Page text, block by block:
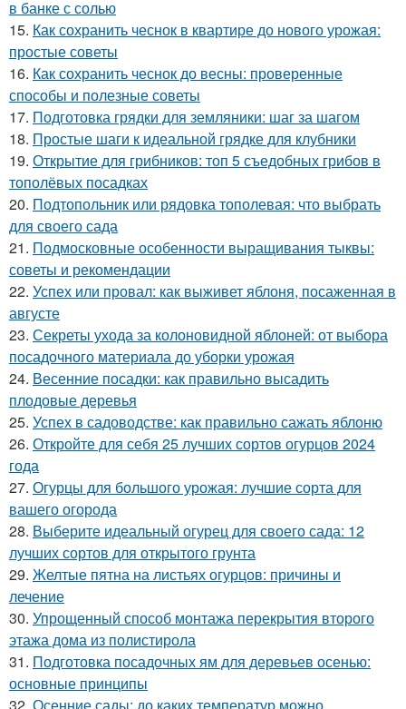
в банке с солью
15. Как сохранить чеснок в квартире до нового урожая:
простые советы
16. Как сохранить чеснок до весны: проверенные
способы и полезные советы
17. Подготовка грядки для земляники: шаг за шагом
18. Простые шаги к идеальной грядке для клубники
19. Открытие для грибников: топ 5 съедобных грибов в
тополёвых посадках
20. Подтопольник или рядовка тополевая: что выбрать
для своего сада
21. Подмосковные особенности выращивания тыквы:
советы и рекомендации
22. Успех или провал: как выживет яблоня, посаженная в
августе
23. Секреты ухода за колоновидной яблоней: от выбора
посадочного материала до уборки урожая
24. Весенние посадки: как правильно высадить
плодовые деревья
25. Успех в садоводстве: как правильно сажать яблоню
26. Откройте для себя 25 лучших сортов огурцов 2024
года
27. Огурцы для большого урожая: лучшие сорта для
вашего огорода
28. Выберите идеальный огурец для своего сада: 12
лучших сортов для открытого грунта
29. Желтые пятна на листьях огурцов: причины и
лечение
30. Упрощенный способ монтажа перекрытия второго
этажа дома из полистирола
31. Подготовка посадочных ям для деревьев осенью:
основные принципы